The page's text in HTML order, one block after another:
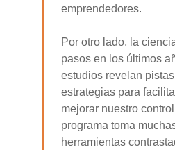
empren­dedores.
Por otro lado, la
pasos en los últimos
estudios revelan
estrategias para
mejorar nuestro
programa toma
herramientas